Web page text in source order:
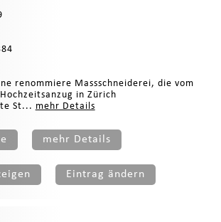
renommiere Massschneiderei, die vom
in Zürich
St... mehr Details
mehr Details
Eintrag ändern